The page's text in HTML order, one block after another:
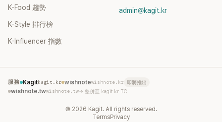
K-Food 趨勢
K-Style 排行榜
K-Influencer 指數
admin@kagit.kr
服務 Kagitkagit.kr wishnotewishnote.kr 即將推出
wishnote.twwishnote.tw→ 整併至 kagit.kr TC
© 2026 Kagit. All rights reserved.
TermsPrivacy